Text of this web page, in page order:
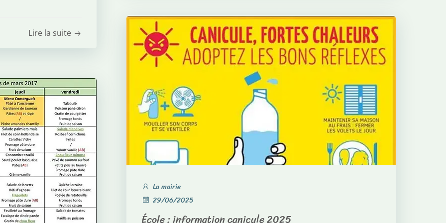
Lire la suite
La mairie
29/06/2025
École : information canicule 2025